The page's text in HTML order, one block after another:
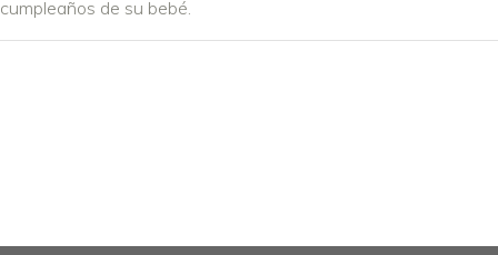
cumpleaños de su bebé.